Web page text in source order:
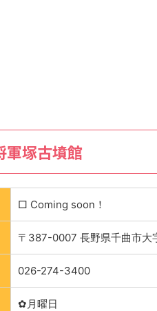
軍塚古墳館
□ Coming soon！
〒387-0007 長野県千曲市大
026-274-3400
✿月曜日